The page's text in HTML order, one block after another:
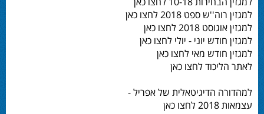
למגזין רוה''ש ספט 2018 לחצו כאן
למגזין אוגוסט 2018 לחצו כאן
למגזין חודש יוני - יולי לחצו כאן
למגזין חודש מאי לחצו כאן
לאתר הליכוד לחצו כאן
למהדורה הדיגיטאלית של אפריל -
עצמאות 2018 לחצו כאן